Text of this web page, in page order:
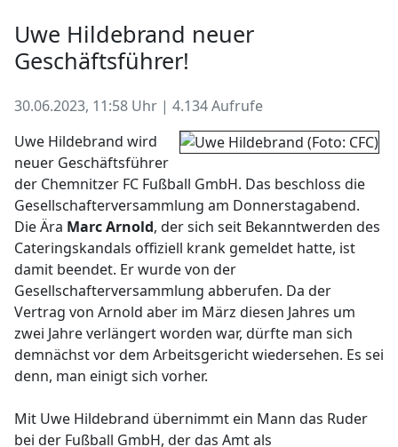
Uwe Hildebrand neuer
Geschäftsführer!
30.06.2023, 11:58 Uhr | 4.134 Aufrufe
Uwe Hildebrand wird
neuer Geschäftsführer
der Chemnitzer FC Fußball GmbH. Das beschloss die
Gesellschafterversammlung am Donnerstagabend.
Die Ära Marc Arnold, der sich seit Bekanntwerden des
Cateringskandals offiziell krank gemeldet hatte, ist
damit beendet. Er wurde von der
Gesellschafterversammlung abberufen. Da der
Vertrag von Arnold aber im März diesen Jahres um
zwei Jahre verlängert worden war, dürfte man sich
demnächst vor dem Arbeitsgericht wiedersehen. Es sei
denn, man einigt sich vorher.
Mit Uwe Hildebrand übernimmt ein Mann das Ruder
bei der Fußball GmbH, der das Amt als